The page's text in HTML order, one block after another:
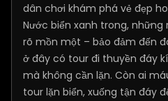
dân chơi khám phá vẻ đẹp
Nước biển xanh trong, những
rõ mồn một – bảo đảm đến
ở đây có tour đi thuyền đáy
mà không cần lặn. Còn ai
tour lặn biển, xuống tận đáy